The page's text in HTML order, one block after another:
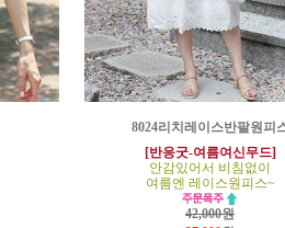
8024리치레이스반팔원피
[반응굿-여름여신무드]
안감있어서 비침없이
여름엔 레이스원피스~
42,000원